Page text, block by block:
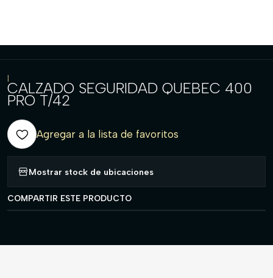
|
CALZADO SEGURIDAD QUEBEC 400
PRO T/42
Agregar a la lista de favoritos
Mostrar stock de ubicaciones
COMPARTIR ESTE PRODUCTO